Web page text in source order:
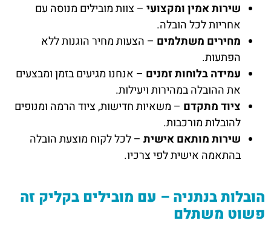
שירות אמין ומקצועי – צוות מובילים מנוסה עם
אחריות לכל הובלה.
מחירים משתלמים – הצעות מחיר הוגנות ללא
הפתעות.
עמידה בלוחות זמנים – אנחנו מגיעים בזמן ומבצעים
את ההובלה במהירות ויעילות.
ציוד מתקדם – משאיות חדישות, ציוד הרמה ומנופים
להובלות מורכבות.
שירות מותאם אישית – לכל לקוח מוצעת הובלה
בהתאמה אישית לפי צרכיו.
הובלות בנתניה – עם מובילים בקליק זה
פשוט משתלם